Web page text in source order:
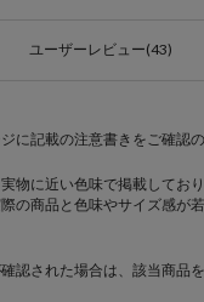
ユーザーレビュー(43)
に記載の注意書きをご確認の
物に近い色味で掲載してお
の商品と色味やサイズ感が
認された場合は、該当商品